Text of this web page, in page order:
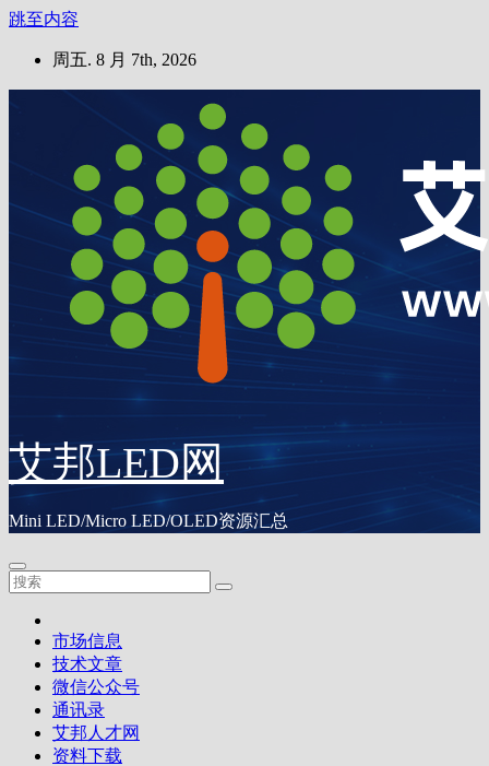
跳至内容
周五. 8 月 7th, 2026
艾邦LED网
Mini LED/Micro LED/OLED资源汇总
市场信息
技术文章
微信公众号
通讯录
艾邦人才网
资料下载